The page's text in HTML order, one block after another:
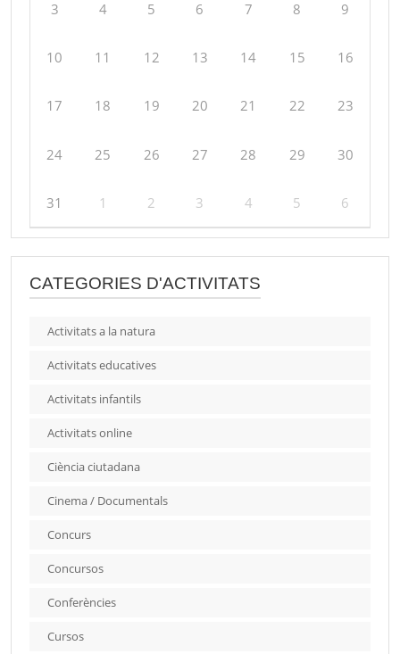
3 4 5 6 7 8 9
10 11 12 13 14 15 16
17 18 19 20 21 22 23
24 25 26 27 28 29 30
31 1 2 3 4 5 6
CATEGORIES D'ACTIVITATS
Activitats a la natura
Activitats educatives
Activitats infantils
Activitats online
Ciència ciutadana
Cinema / Documentals
Concurs
Concursos
Conferències
Cursos